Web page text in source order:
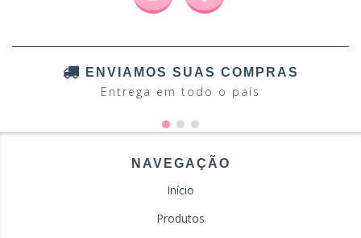
ENVIAMOS SUAS COMPRAS
Entrega em todo o país
NAVEGAÇÃO
Início
Produtos